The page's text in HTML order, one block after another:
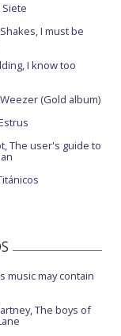
I must be
I know too
(Gold album)
The user's guide to
music may contain
The boys of